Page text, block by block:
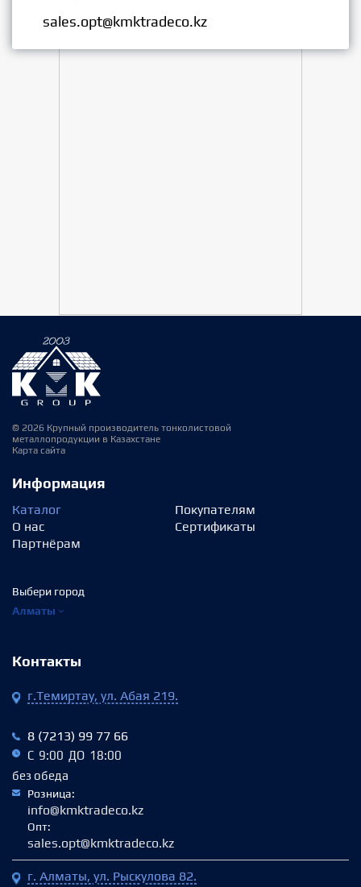
sales.opt@kmktradeco.kz
© 2026 Крупный производитель тонколистовой
металлопродукции в Казахстане
Карта сайта
Информация
Каталог
О нас
Партнёрам
Покупателям
Сертификаты
Выбери город
Алматы
Контакты
г.Темиртау, ул. Абая 219.
8 (7213) 99 77 66
С 9:00 ДО 18:00
без обеда
Розница:
info@kmktradeco.kz
Опт:
sales.opt@kmktradeco.kz
г. Алматы, ул. Рыскулова 82.